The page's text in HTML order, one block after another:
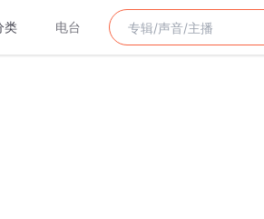
类 电台